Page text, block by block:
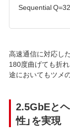
Sequential
高速通信に対応し
180度曲げても折
途においてもツメ
2.5GbEとヘ
性」を実現